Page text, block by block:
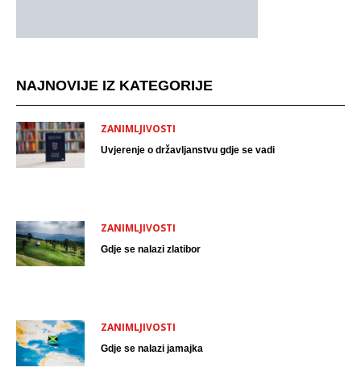
NAJNOVIJE IZ KATEGORIJE
ZANIMLJIVOSTI
Uvjerenje o državljanstvu gdje se vadi
ZANIMLJIVOSTI
Gdje se nalazi zlatibor
ZANIMLJIVOSTI
Gdje se nalazi jamajka